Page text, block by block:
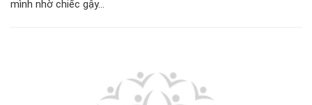
mình nhờ chiếc gậy...